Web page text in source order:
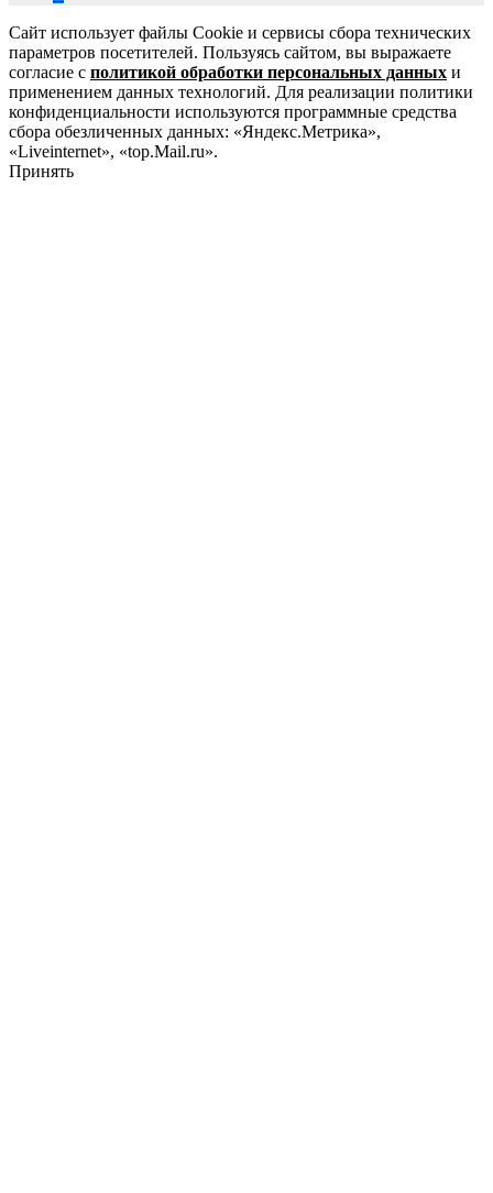
Сайт использует файлы Cookie и сервисы сбора технических
параметров посетителей. Пользуясь сайтом, вы выражаете
согласие с политикой обработки персональных данных и
применением данных технологий. Для реализации политики
конфиденциальности используются программные средства
сбора обезличенных данных: «Яндекс.Метрика»,
«Liveinternet», «top.Mail.ru».
Принять